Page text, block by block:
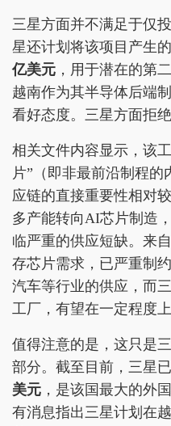
三星方面并不满足于仅
星还计划将该项目产生
亿美元 ，用于潜在的第
越南作为其半导体后端
看好态度。三星方面拒
相关文件内容显示，该
片”（即非最前沿制程
应链的直接重要性相对
多产能转向AI芯片制造
临严重的供应短缺。来
存芯片需求，已严重制
汽车等行业的供应，而
工厂，有望在一定程度
值得注意的是，这只是
部分。截至目前，三星
美元 ，是该国最大的外
有消息指出三星计划在